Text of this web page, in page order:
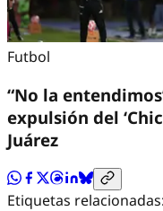
Futbol
“No la
expulsión del
Juárez
Etiquetas relacionadas: